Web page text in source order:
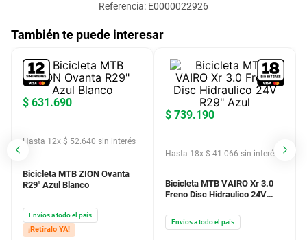
Referencia: E0000022926
También te puede interesar
$ 631.690
Hasta12x$ 52.640
$ 739.190
Hasta18x$ 41.066